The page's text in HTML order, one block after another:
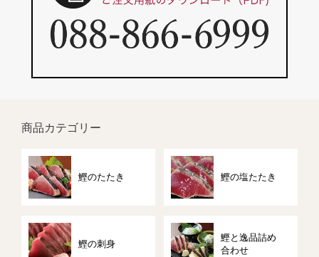
商品カテゴリー
鰹のたたき 鰹の塩たたき
鰹の刺身
鰹と逸品詰め
合わせ